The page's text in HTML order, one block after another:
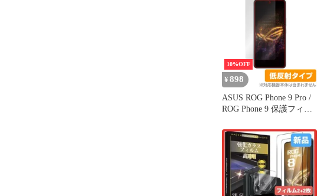
10%OFF
¥ 898
ASUS ROG Phone 9 Pro /
ROG Phone 9 保護フィル
スース アールオージー
フォン アンチグレア 反
射防止 指紋防止